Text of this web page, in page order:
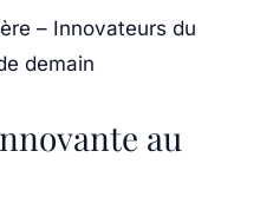
– Innovateurs du
demain
au